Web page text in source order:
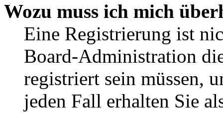
Wozu muss ich mich
Eine Registrierung ist
Board-Administration
registriert sein müssen,
jeden Fall erhalten Sie